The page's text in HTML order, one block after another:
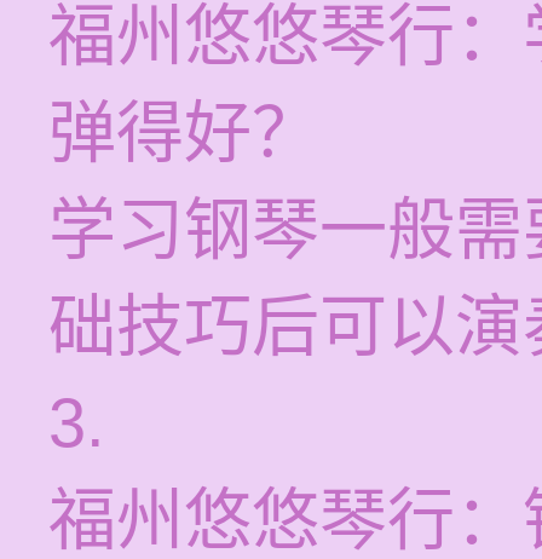
福州悠悠琴行
弹得好？
学习钢琴一般
础技巧后可以
3.
福州悠悠琴行